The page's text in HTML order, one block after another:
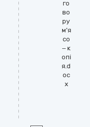
го
во
ру
м'я
со
– к
опі
я.d
oc
x